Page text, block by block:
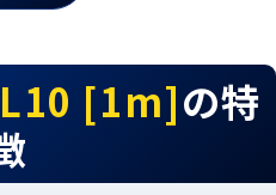
[1m]の特